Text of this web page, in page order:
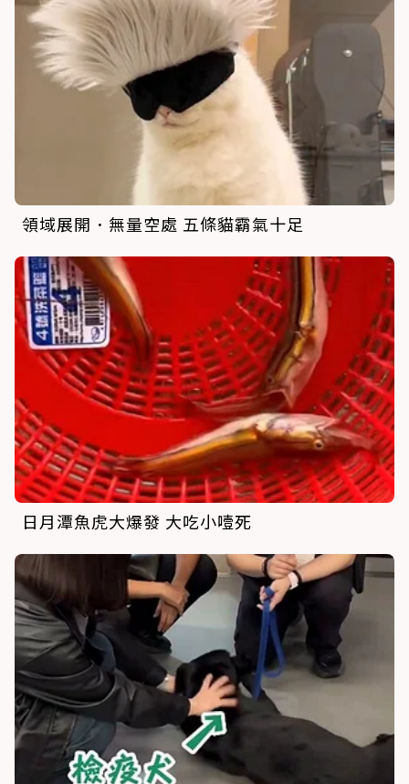
領域展開．無量空處 五條貓霸氣十足
日月潭魚虎大爆發 大吃小噎死